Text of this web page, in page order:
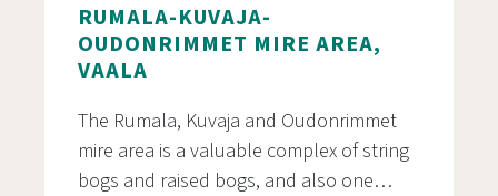
RUMALA-KUVAJA-
OUDONRIMMET MIRE AREA,
VAALA
The Rumala, Kuvaja and Oudonrimmet
mire area is a valuable complex of string
bogs and raised bogs, and also one…